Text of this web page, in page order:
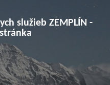
služieb ZEMPLÍN -